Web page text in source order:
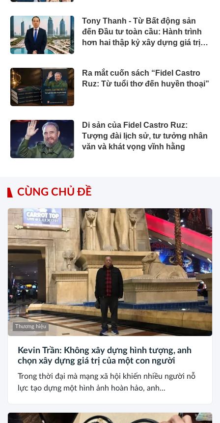
Tony Thanh - Từ Bất động sản
đến Đầu tư toàn cầu: Hành trình
hơn hai thập kỷ xây dựng giá trị
Ra mắt cuốn sách “Fidel Castro
Ruz: Từ tuổi thơ đến huyền thoại”
Di sản của Fidel Castro Ruz:
Tượng đài lịch sử, tư tưởng nhân
văn và khát vọng vĩnh hằng
CÙNG CHỦ ĐỀ
Thương hiệu
Kevin Trần: Không xây dựng hình tượng, anh
chọn xây dựng giá trị của một con người
Trong thời đại mà mạng xã hội khiến nhiều người nỗ
lực tạo dựng một hình ảnh hoàn hảo, anh...